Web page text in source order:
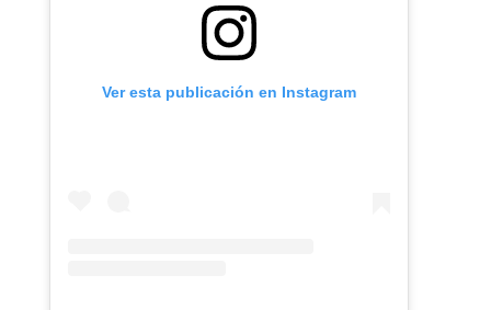
Ver esta publicación en Instagram